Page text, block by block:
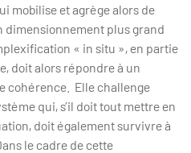
mobilise et agrège alors de
dimensionnement plus grand
« in situ », en partie
doit alors répondre à un
cohérence. Elle challenge
qui, s’il doit tout mettre en
doit également survivre à
le cadre de cette